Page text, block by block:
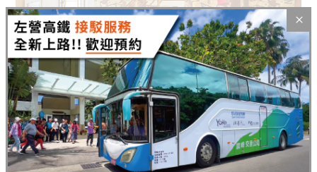
寶貝樓中樓家庭房
適合人數:2人至5人
寶貝樓中樓家庭房
Baby Entresol